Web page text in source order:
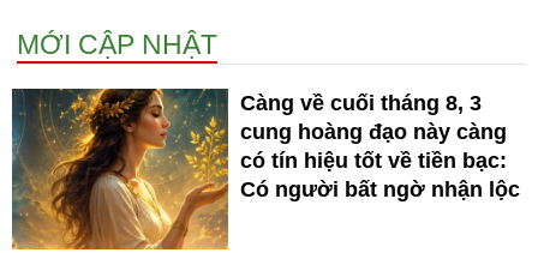
MỚI CẬP NHẬT
Càng về cuối tháng 8, 3
cung hoàng đạo này càng
có tín hiệu tốt về tiền bạc:
Có người bất ngờ nhận lộc